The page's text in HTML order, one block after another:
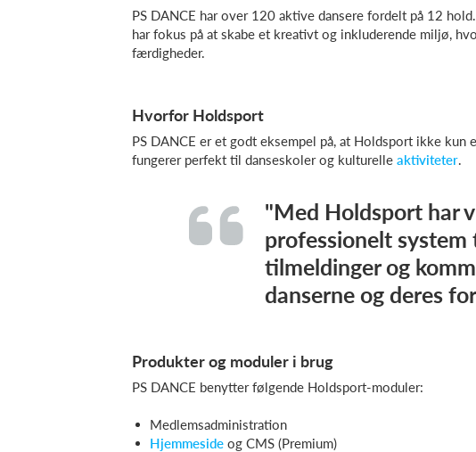
PS DANCE har over 120 aktive dansere fordelt på 12
har fokus på at skabe et kreativt og inkluderende miljø,
færdigheder.
Hvorfor Holdsport
PS DANCE er et godt eksempel på, at Holdsport ikke
fungerer perfekt til danseskoler og kulturelle aktiviteter.
"Med Holdsport har
professionelt
tilmeldinger og
danserne og deres
Produkter og moduler i brug
PS DANCE benytter følgende Holdsport-moduler:
Medlemsadministration
Hjemmeside og CMS (Premium)